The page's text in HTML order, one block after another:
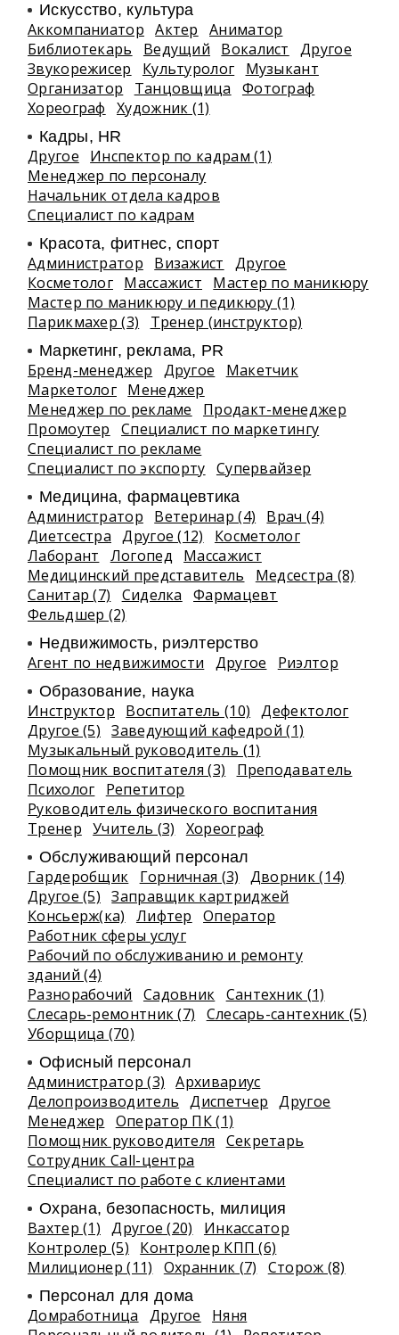
Искусство, культура
Аккомпаниатор Актер
Аниматор
Библиотекарь
Ведущий Вокалист
Другое
Звукорежисер
Культуролог
Музыкант
Организатор
Танцовщица
Фотограф
Хореограф
Художник (1)
Кадры, HR
Другое
Инспектор по кадрам (1)
Менеджер по персоналу
Начальник отдела кадров
Специалист по кадрам
Красота, фитнес, спорт
Администратор Визажист
Другое
Косметолог Массажист
Мастер по маникюру
Мастер по маникюру и педикюру (1)
Парикмахер (3)
Тренер (инструктор)
Маркетинг, реклама, PR
Бренд-менеджер Другое
Макетчик
Маркетолог Менеджер
Менеджер по рекламе
Продакт-менеджер
Промоутер
Специалист по маркетингу
Специалист по рекламе
Специалист по экспорту Супервайзер
Медицина, фармацевтика
Администратор Ветеринар (4)
Врач (4)
Диетсестра
Другое (12)
Косметолог
Лаборант
Логопед
Массажист
Медицинский представитель
Медсестра (8)
Санитар (7)
Сиделка
Фармацевт
Фельдшер (2)
Недвижимость, риэлтeрство
Агент по недвижимости Другое Риэлтор
Образование, наука
Инструктор Воспитатель (10)
Дефектолог
Другое (5)
Заведующий кафедрой (1)
Музыкальный руководитель (1)
Помощник воспитателя (3)
Преподаватель
Психолог
Репетитор
Руководитель физического воспитания
Тренер Учитель (3) Хореограф
Обслуживающий персонал
Гардеробщик Горничная (3)
Дворник (14)
Другое (5)
Заправщик картриджей
Консьерж(ка)
Лифтер
Оператор
Работник сферы услуг
Рабочий по обслуживанию и ремонту
зданий (4)
Разнорабочий
Садовник Сантехник (1)
Слесарь-ремонтник (7)
Слесарь-сантехник (5)
Уборщица (70)
Офисный персонал
Администратор (3)
Архивариус
Делопроизводитель
Диспетчер
Другое
Менеджер
Оператор ПК (1)
Помощник руководителя
Секретарь
Сотрудник Call-центра
Специалист по работе с клиентами
Охрана, безопасность, милиция
Вахтер (1) Другое (20)
Инкассатор
Контролер (5)
Контролер КПП (6)
Милиционер (11)
Охранник (7) Сторож (8)
Персонал для дома
Домработница Другое
Няня